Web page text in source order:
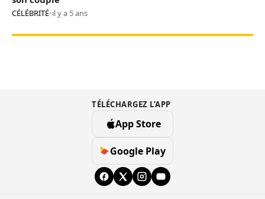
CÉLÉBRITÉ•il y a 5 ans
TÉLÉCHARGEZ L’APP
App Store
Google Play